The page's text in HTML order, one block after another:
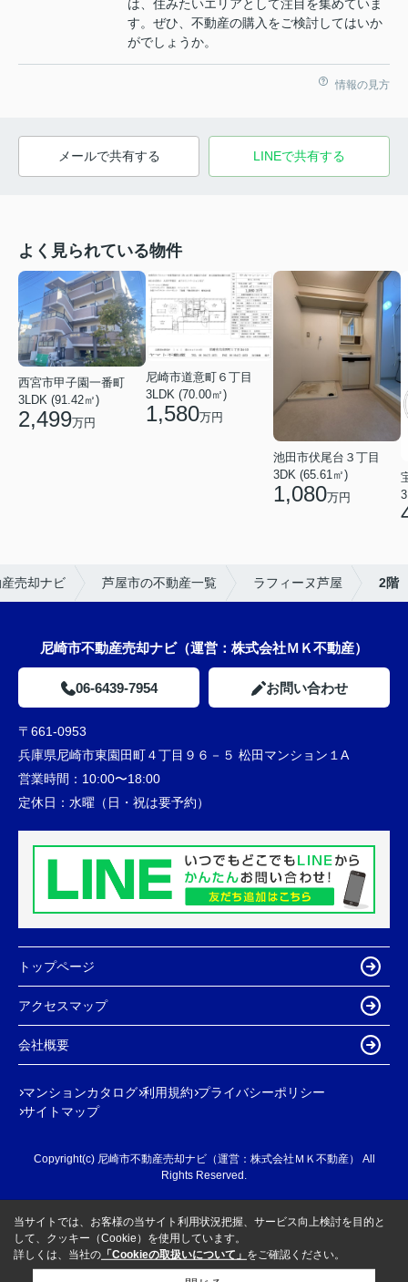
は、住みたいエリアとして注目を集めていま
す。ぜひ、不動産の購入をご検討してはいか
がでしょうか。
情報の見方
メールで共有する LINEで共有する
よく見られている物件
西宮市甲子園一番町
3LDK (91.42㎡)
2,499万円
尼崎市道意町６丁目
3LDK (70.00㎡)
1,580万円
池田市伏尾台３丁目
3DK (65.61㎡)
1,080万円
売却ナビ 芦屋市の不動産一覧 ラフィーヌ芦屋 2階
尼崎市不動産売却ナビ（運営：株式会社ＭＫ不動産）
06-6439-7954 お問い合わせ
〒661-0953
兵庫県尼崎市東園田町４丁目９６－５ 松田マンション１A
営業時間： 10:00〜18:00
定休日： 水曜（日・祝は要予約）
トップページ
アクセスマップ
会社概要
マンションカタログ 利用規約 プライバシーポリシー
サイトマップ
Copyright(c) 尼崎市不動産売却ナビ（運営：株式会社ＭＫ不動産） All
Rights Reserved.
当サイトでは、お客様の当サイト利用状況把握、サービス向上検討を目的と
して、クッキー（Cookie）を使用しています。
詳しくは、当社の 「Cookieの取扱いについて」 をご確認ください。